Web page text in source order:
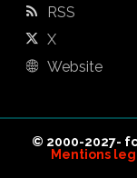
RSS
X
Website
© 2000-2027-
Mentions